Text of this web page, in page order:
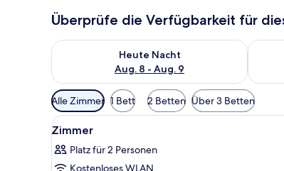
Überprüfe die Verfügbarkeit für
Heute Nacht
Aug. 8 - Aug. 9
Überprüfe die Verfügbarkeit für heute Nacht,
Verfügbare
Filter
für
Alle Zimmer 1 Bett 2 Betten Über 3 Betten
Alle
Fotos
für
Ein Hotelzimmer mit
7
Zimmer
Platz für 2 Personen
Kostenloses WLAN